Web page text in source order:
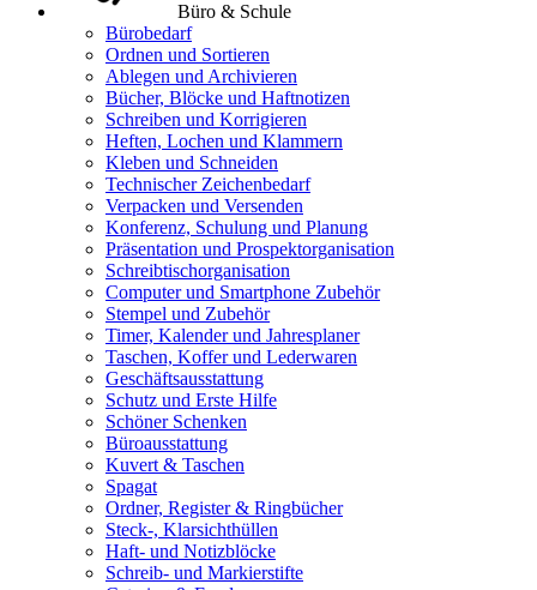
Büro & Schule
Bürobedarf
Ordnen und Sortieren
Ablegen und Archivieren
Bücher, Blöcke und Haftnotizen
Schreiben und Korrigieren
Heften, Lochen und Klammern
Kleben und Schneiden
Technischer Zeichenbedarf
Verpacken und Versenden
Konferenz, Schulung und Planung
Präsentation und Prospektorganisation
Schreibtischorganisation
Computer und Smartphone Zubehör
Stempel und Zubehör
Timer, Kalender und Jahresplaner
Taschen, Koffer und Lederwaren
Geschäftsausstattung
Schutz und Erste Hilfe
Schöner Schenken
Büroausstattung
Kuvert & Taschen
Spagat
Ordner, Register & Ringbücher
Steck-, Klarsichthüllen
Haft- und Notizblöcke
Schreib- und Markierstifte